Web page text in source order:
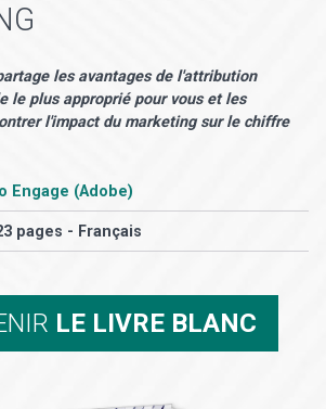
les avantages de l'attribution
le plus approprié pour vous et les
l'impact du marketing sur le chiffre
Engage (Adobe)
pages - Français
LE LIVRE BLANC